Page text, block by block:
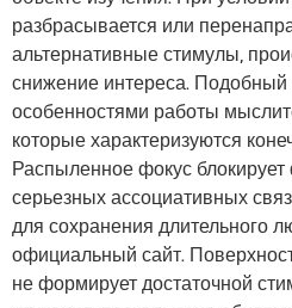
разбрасывается или
альтернативные стимулы,
снижение интереса. Подобный
особенностями работы
которые характеризуются
Распыленное фокус
серьезных ассоциативных
для сохранения длительного
официальный сайт.
не формирует достаточной